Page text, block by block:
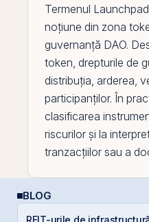
Termenul Launchpad
noțiune din zona
guvernanță DAO.
token, drepturile de
distribuția, arderea,
participanților. În
clasificarea
riscurilor și la
tranzacțiilor sau a
BLOG
REIT-urile de